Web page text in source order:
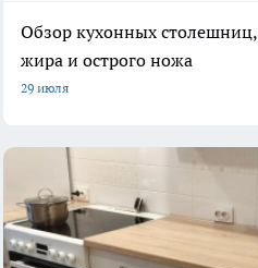
Обзор кухонных столешниц,
жира и острого ножа
29 июля